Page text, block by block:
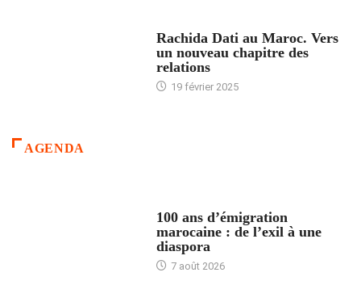
Rachida Dati au Maroc. Vers
un nouveau chapitre des
relations
19 février 2025
AGENDA
100 ans d’émigration
marocaine : de l’exil à une
diaspora
7 août 2026